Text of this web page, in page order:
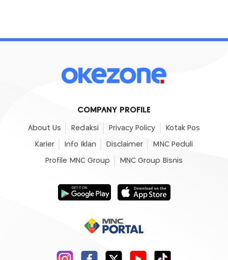
COMPANY PROFILE
About Us Redaksi Privacy Policy Kotak Pos
Karier Info Iklan Disclaimer MNC Peduli
Profile MNC Group MNC Group Bisnis